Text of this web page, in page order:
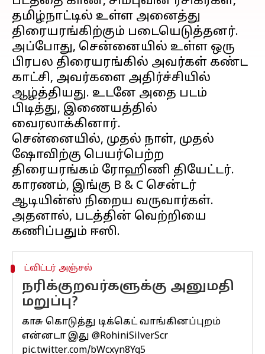
தமிழ்நாட்டில் உள்ள அனைத்து
திரையரங்கிற்கும் படையெடுத்தனர்.
அப்போது, சென்னையில் உள்ள ஒரு
பிரபல திரையரங்கில் அவர்கள் கண்ட
காட்சி, அவர்களை அதிர்ச்சியில்
ஆழ்த்தியது. உடனே அதை படம்
பிடித்து, இணையத்தில்
வைரலாக்கினார்.
சென்னையில், முதல் நாள், முதல்
ஷோவிற்கு பெயர்பெற்ற
திரையரங்கம் ரோஹிணி தியேட்டர்.
காரணம், இங்கு B & C சென்டர்
ஆடியின்ஸ் நிறைய வருவார்கள்.
அதனால், படத்தின் வெற்றியை
ட்விட்டர் அஞ்சல்
நரிக்குறவர்களுக்கு அனுமதி
மறுப்பு?
காசு கொடுத்து டிக்கெட் வாங்கினப்புறம்
என்னடா இது @RohiniSilverScr
pic.twitter.com/bWcxyn8Yg5